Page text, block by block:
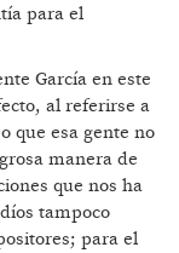
para el
García en este
al referirse a
que esa gente no
manera de
que nos ha
tampoco
para el